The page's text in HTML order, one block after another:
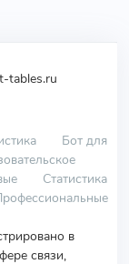
tables.ru
Бот для
Статистика
в
связи,